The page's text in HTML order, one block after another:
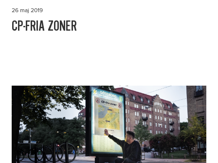
Jobb
Kampanjer
Om oss
26 maj 2019
CP-FRIA ZONER